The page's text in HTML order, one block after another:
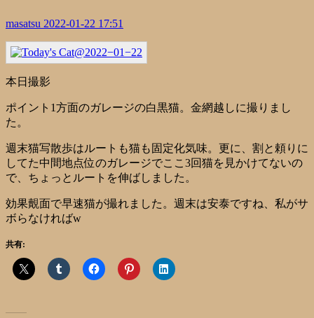
masatsu 2022-01-22 17:51
本日撮影
ポイント1方面のガレージの白黒猫。金網越しに撮りまし
た。
週末猫写散歩はルートも猫も固定化気味。更に、割と頼りに
してた中間地点位のガレージでここ3回猫を見かけてないの
で、ちょっとルートを伸ばしました。
効果覿面で早速猫が撮れました。週末は安泰ですね、私がサ
ボらなければw
共有: